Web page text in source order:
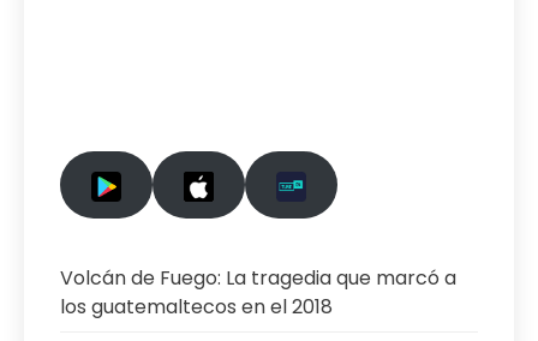
Volcán de Fuego: La tragedia que marcó a
los guatemaltecos en el 2018